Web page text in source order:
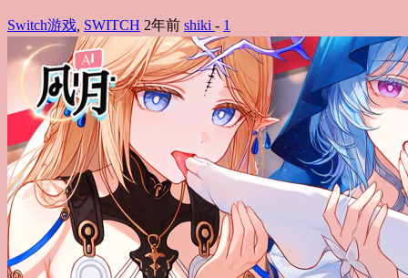
Switch游戏 SWITCH 2年前 shiki - 1